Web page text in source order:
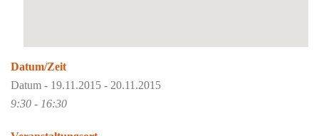
Datum/Zeit
Datum - 19.11.2015 - 20.11.2015
9:30 - 16:30